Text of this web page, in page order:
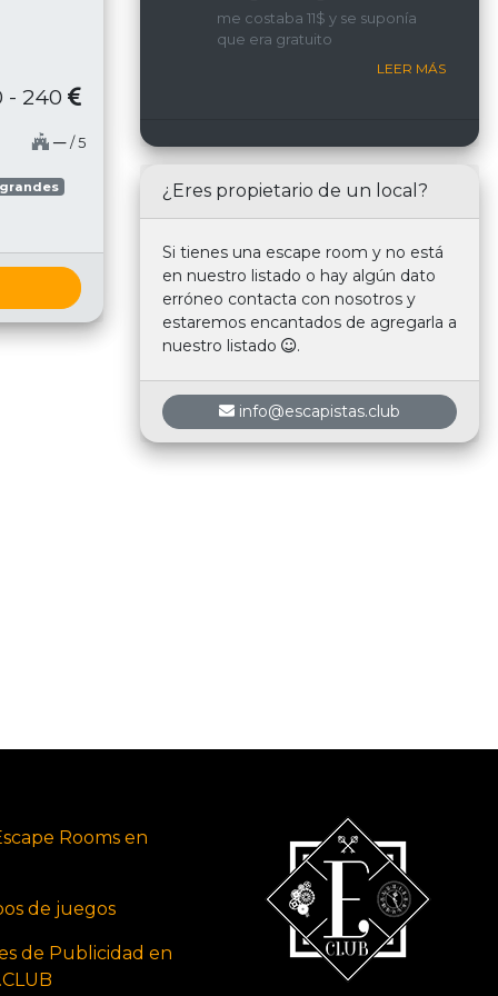
- 240
─ / 5
interacción constante con
nosotros.
me costaba 11$ y se suponía
que era gratuito
LEER MÁS
¿Eres propietario de un local?
Si tienes una escape room y no está
en nuestro listado o hay algún dato
erróneo contacta con nosotros y
estaremos encantados de agregarla a
nuestro listado
.
info@escapistas.club
Rooms en
de juegos
de Publicidad en